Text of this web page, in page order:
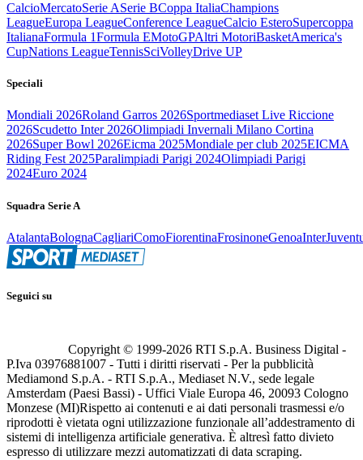
CalcioMercatoSerie ASerie BCoppa ItaliaChampions
LeagueEuropa LeagueConference LeagueCalcio EsteroSupercoppa
ItalianaFormula 1Formula EMotoGPAltri MotoriBasketAmerica's
CupNations LeagueTennisSciVolleyDrive UP
Speciali
Mondiali 2026Roland Garros 2026Sportmediaset Live Riccione
2026Scudetto Inter 2026Olimpiadi Invernali Milano Cortina
2026Super Bowl 2026Eicma 2025Mondiale per club 2025EICMA
Riding Fest 2025Paralimpiadi Parigi 2024Olimpiadi Parigi
2024Euro 2024
Squadra Serie A
AtalantaBolognaCagliariComoFiorentinaFrosinoneGenoaInter
Seguici su
Copyright © 1999-2026 RTI S.p.A. Business Digital -
P.Iva 03976881007 - Tutti i diritti riservati - Per la pubblicità
Mediamond S.p.A. - RTI S.p.A., Mediaset N.V., sede legale
Amsterdam (Paesi Bassi) - Uffici Viale Europa 46, 20093 Cologno
Monzese (MI)Rispetto ai contenuti e ai dati personali trasmessi e/o
riprodotti è vietata ogni utilizzazione funzionale all’addestramento di
sistemi di intelligenza artificiale generativa. È altresì fatto divieto
espresso di utilizzare mezzi automatizzati di data scraping.